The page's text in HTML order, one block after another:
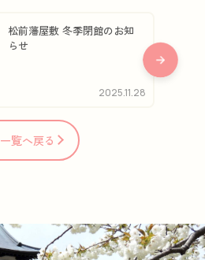
松前藩屋敷 冬季閉館のお知
らせ
2025.11.28
一覧へ戻る